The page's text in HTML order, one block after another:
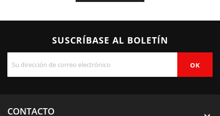
SUSCRÍBASE AL BOLETÍN
CONTACTO